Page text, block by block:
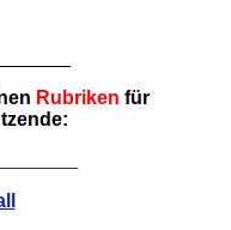
Rubriken für